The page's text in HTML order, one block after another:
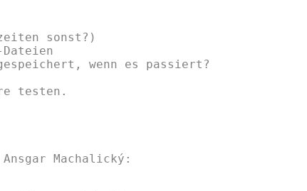
sonst?)
wenn es passiert?
testen.